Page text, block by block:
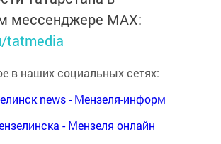
мессенджере MАХ:
tatmedia
в наших социальных сетях:
news - Мензеля-информ
- Мензеля онлайн